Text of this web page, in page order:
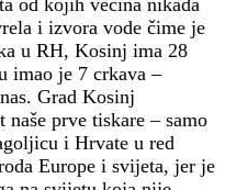
od kojih većina nikada
i izvora vode čime je
u RH, Kosinj ima 28
imao je 7 crkava –
Grad Kosinj
prve tiskare – samo
i Hrvate u red
Europe i svijeta, jer je